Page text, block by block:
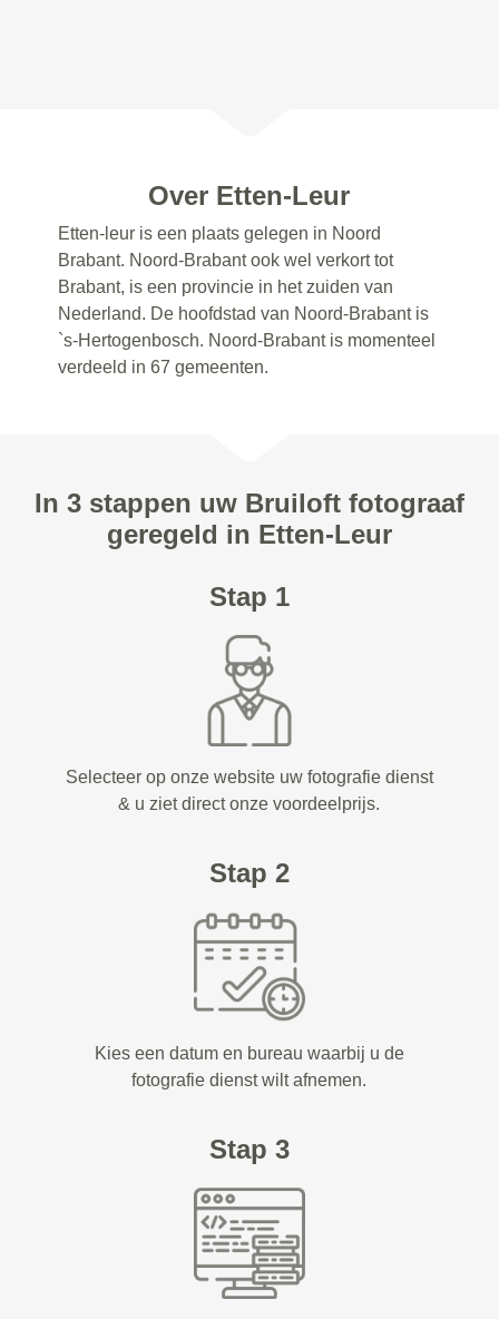
Over Etten-Leur
Etten-leur is een plaats gelegen in Noord
Brabant. Noord-Brabant ook wel verkort tot
Brabant, is een provincie in het zuiden van
Nederland. De hoofdstad van Noord-Brabant is
`s-Hertogenbosch. Noord-Brabant is momenteel
verdeeld in 67 gemeenten.
In 3 stappen uw Bruiloft fotograaf
geregeld in Etten-Leur
Stap 1
Selecteer op onze website uw fotografie dienst
& u ziet direct onze voordeelprijs.
Stap 2
Kies een datum en bureau waarbij u de
fotografie dienst wilt afnemen.
Stap 3